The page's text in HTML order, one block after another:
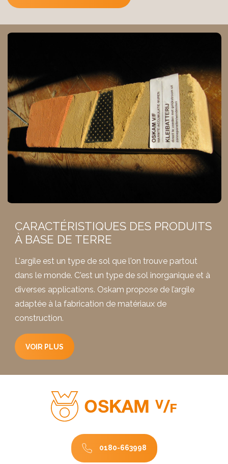
CARACTÉRISTIQUES DES PRODUITS
À BASE DE TERRE
L'argile est un type de sol que l'on trouve partout
dans le monde. C'est un type de sol inorganique et à
diverses applications. Oskam propose de l’argile
adaptée à la fabrication de matériaux de
construction.
VOIR PLUS
0180-663998